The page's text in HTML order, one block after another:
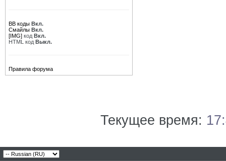
BB коды Вкл.
Смайлы Вкл.
[IMG] код Вкл.
HTML код Выкл.
Правила форума
Текущее время: